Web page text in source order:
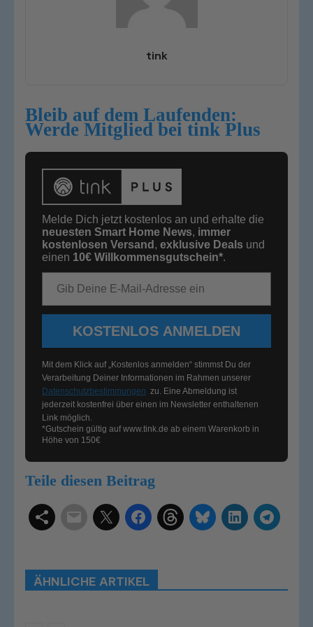
tink
Bleib auf dem Laufenden:
Werde Mitglied bei tink Plus
Melde Dich jetzt kostenlos an und erhalte die
neuesten Smart Home News, immer
kostenlosen Versand , exklusive Deals und
einen 10€ Willkommensgutschein*.
KOSTENLOS ANMELDEN
Mit dem Klick auf „Kostenlos anmelden“ stimmst Du der
Verarbeitung Deiner Informationen im Rahmen unserer
Datenschutzbestimmungen zu. Eine Abmeldung ist
jederzeit kostenfrei über einen im Newsletter enthaltenen
Link möglich.
*Gutschein gültig aufwww.tink.de ab einem Warenkorb in
Höhe von 150€
Teile diesen Beitrag
ÄHNLICHE ARTIKEL